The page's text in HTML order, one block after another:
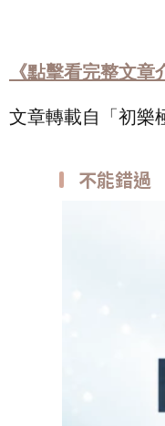
《點擊看完整文章
文章轉載自「初樂
不能錯過